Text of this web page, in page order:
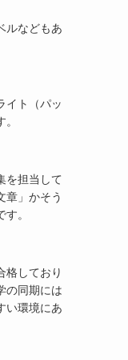
ルなどもあ
イト（パッ
を担当して
章」かそう
。
格しており
の同期には
い環境にあ